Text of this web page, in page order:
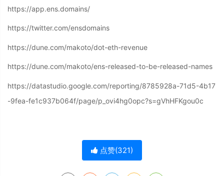
https://app.ens.domains/
https://twitter.com/ensdomains
https://dune.com/makoto/dot-eth-revenue
https://dune.com/makoto/ens-released-to-be-released-names
https://datastudio.google.com/reporting/8785928a-71d5-4b17
-9fea-fe1c937b064f/page/p_ovi4hg0opc?s=gVhHFKgou0c
点赞(321)